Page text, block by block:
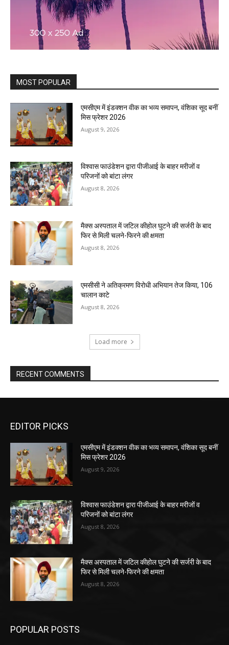
MOST POPULAR
एमसीएम में इंडक्शन वीक का भव्य समापन, वंशिका सूद बनीं
मिस फ्रेशर 2026
August 9, 2026
विश्वास फाउंडेशन द्वारा पीजीआई के बाहर मरीजों व
परिजनों को बांटा लंगर
August 8, 2026
मैक्स अस्पताल में जटिल कीहोल घुटने की सर्जरी के बाद
फिर से मिली चलने-फिरने की क्षमता
August 8, 2026
एमसीसी ने अतिक्रमण विरोधी अभियान तेज किया, 106
चालान काटे
August 8, 2026
Load more
RECENT COMMENTS
EDITOR PICKS
एमसीएम में इंडक्शन वीक का भव्य समापन, वंशिका सूद बनीं
मिस फ्रेशर 2026
August 9, 2026
विश्वास फाउंडेशन द्वारा पीजीआई के बाहर मरीजों व
परिजनों को बांटा लंगर
August 8, 2026
मैक्स अस्पताल में जटिल कीहोल घुटने की सर्जरी के बाद
फिर से मिली चलने-फिरने की क्षमता
August 8, 2026
POPULAR POSTS